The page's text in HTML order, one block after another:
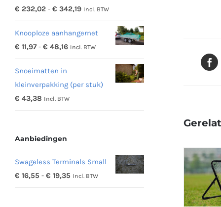
€ 232,02 - € 342,19Prijsklasse:
tot
€ 342,19
Incl. BTW
Knooploze aanhangernet
€ 11,97 - € 48,16Prijsklasse:
€ 48,16
Incl. BTW
Snoeimatten in
kleinverpakking (per stuk)
€ 43,38 Incl. BTW
Aanbiedingen
Swageless Terminals Small
€ 16,55 - € 19,35 Prijsklasse:
Incl. BTW